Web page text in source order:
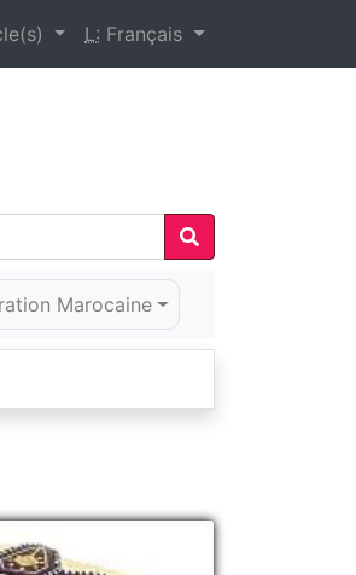
L: Français
Marocaine